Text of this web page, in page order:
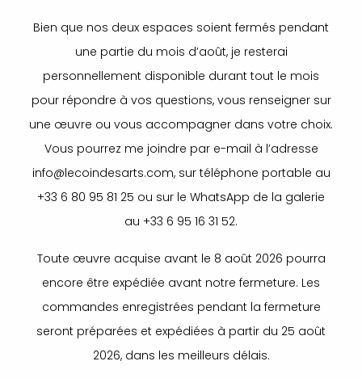
Bien que nos deux espaces soient fermés pendant
une partie du mois d’août, je resterai
personnellement disponible durant tout le mois
pour répondre à vos questions, vous renseigner sur
une œuvre ou vous accompagner dans votre choix.
Vous pourrez me joindre par e-mail à l’adresse
info@lecoindesarts.com, sur téléphone portable au
+33 6 80 95 81 25 ou sur le WhatsApp de la galerie
au +33 6 95 16 31 52.
Toute œuvre acquise avant le 8 août 2026 pourra
encore être expédiée avant notre fermeture. Les
commandes enregistrées pendant la fermeture
seront préparées et expédiées à partir du 25 août
2026, dans les meilleurs délais.